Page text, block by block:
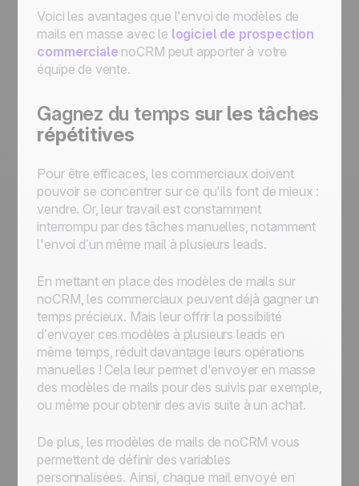
Voici les avantages que l'envoi de modèles de
mails en masse avec le logiciel de prospection
commerciale noCRM peut apporter à votre
équipe de vente.
Gagnez du temps sur les tâches
répétitives
Pour être efficaces, les commerciaux doivent
pouvoir se concentrer sur ce qu'ils font de mieux :
vendre. Or, leur travail est constamment
interrompu par des tâches manuelles, notamment
l'envoi d’un même mail à plusieurs leads.
En mettant en place des modèles de mails sur
noCRM, les commerciaux peuvent déjà gagner un
temps précieux. Mais leur offrir la possibilité
d’envoyer ces modèles à plusieurs leads en
même temps, réduit davantage leurs opérations
manuelles ! Cela leur permet d'envoyer en masse
des modèles de mails pour des suivis par exemple,
ou même pour obtenir des avis suite à un achat.
De plus, les modèles de mails de noCRM vous
permettent de définir des variables
personnalisées. Ainsi, chaque mail envoyé en